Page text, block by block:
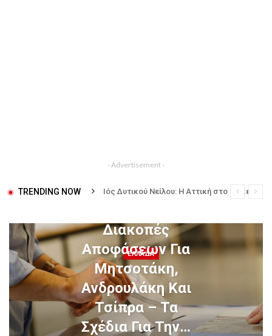
- Advertisement -
TRENDING NOW Ιός Δυτικού Νείλου: Η Αττική στο επίκεντρο των κρουσμάτων – Συμπτώματα και μέρες μετά το τσίμπημα
ΕΛΛΆΔΑ
Διακοπές
Αποφάσεων Για
Μητσοτάκη,
Ανδρουλάκη Και
Τσίπρα – Τα
Σχέδια Για Την…